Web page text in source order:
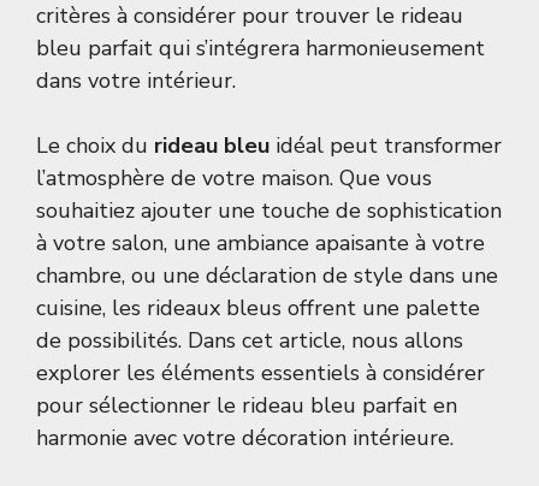
critères à considérer pour trouver le rideau
bleu parfait qui s’intégrera harmonieusement
dans votre intérieur.
Le choix du rideau bleu idéal peut transformer
l’atmosphère de votre maison. Que vous
souhaitiez ajouter une touche de sophistication
à votre salon, une ambiance apaisante à votre
chambre, ou une déclaration de style dans une
cuisine, les rideaux bleus offrent une palette
de possibilités. Dans cet article, nous allons
explorer les éléments essentiels à considérer
pour sélectionner le rideau bleu parfait en
harmonie avec votre décoration intérieure.